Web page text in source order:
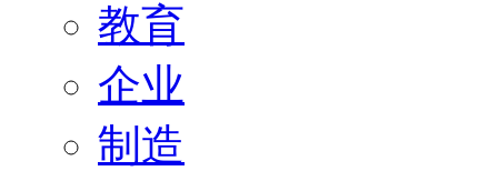
教育
企业
制造